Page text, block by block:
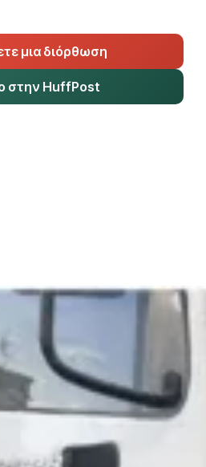
μια διόρθωση
στην HuffPost